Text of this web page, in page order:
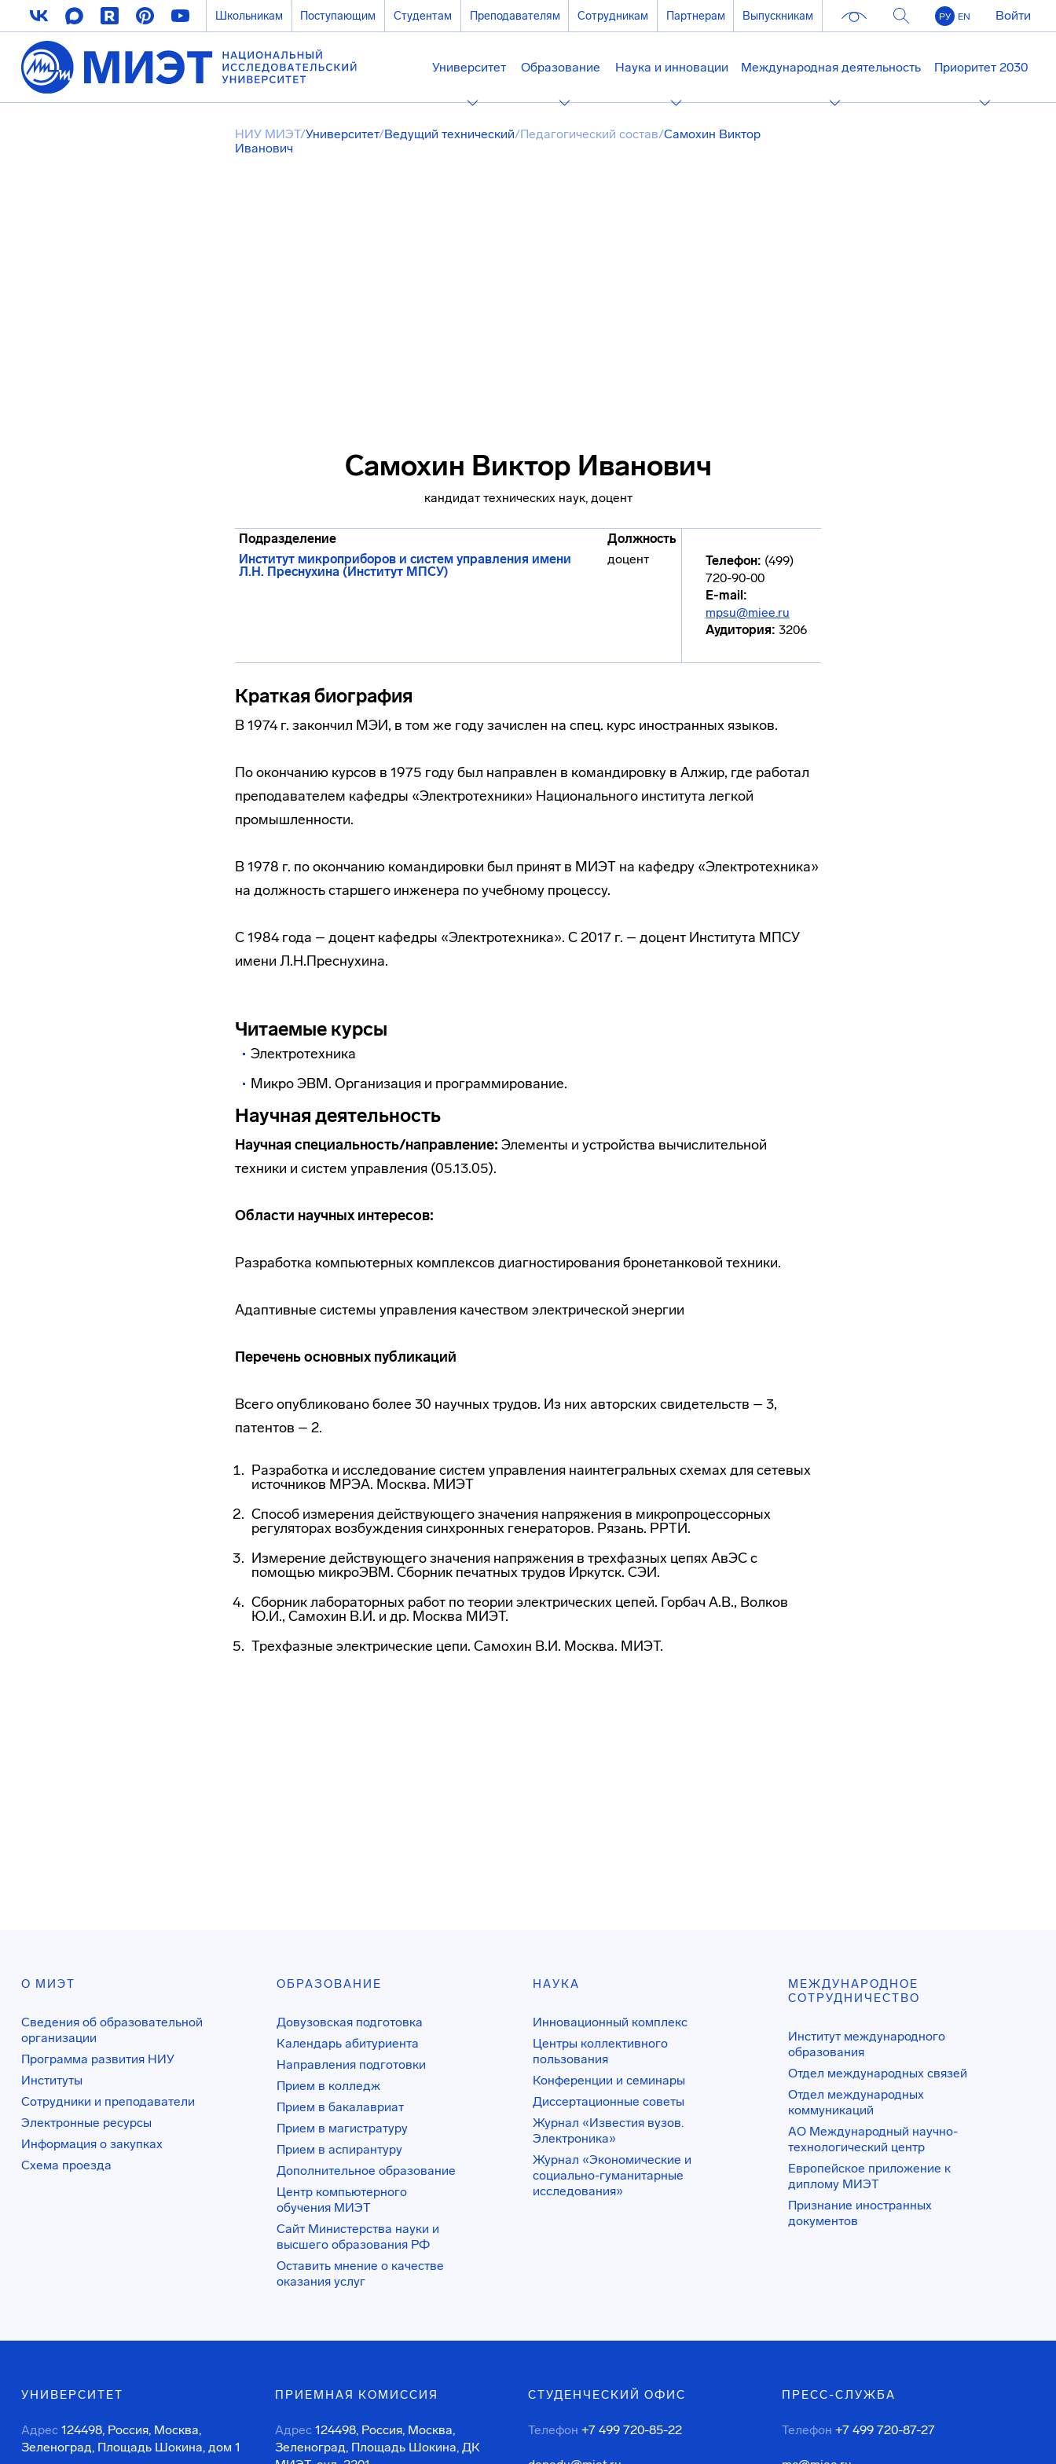
Школьникам Поступающим Студентам Преподавателям Сотрудникам Партнерам Выпускникам РУ EN Войти
Университет Образование Наука и инновации Международная деятельность Приоритет 2030
НИУ МИЭТ/Университет/Ведущий технический/Педагогический состав/Самохин Виктор
Иванович
Самохин Виктор Иванович
кандидат технических наук, доцент
Подразделение
Должность
Институт микроприборов и систем управления имени
Л.Н. Преснухина (Институт МПСУ)
доцент Телефон: (499)
720-90-00
E-mail:
mpsu@miee.ru
Аудитория: 3206
Краткая биография
В 1974 г. закончил МЭИ, в том же году зачислен на спец. курс иностранных языков.
По окончанию курсов в 1975 году был направлен в командировку в Алжир, где работал
преподавателем кафедры «Электротехники» Национального института легкой
промышленности.
В 1978 г. по окончанию командировки был принят в МИЭТ на кафедру «Электротехника»
на должность старшего инженера по учебному процессу.
С 1984 года – доцент кафедры «Электротехника». С 2017 г. – доцент Института МПСУ
имени Л.Н.Преснухина.
Читаемые курсы
Электротехника
Микро ЭВМ. Организация и программирование.
Научная деятельность
Научная специальность/направление: Элементы и устройства вычислительной
техники и систем управления (05.13.05).
Области научных интересов:
Разработка компьютерных комплексов диагностирования бронетанковой техники.
Адаптивные системы управления качеством электрической энергии
Перечень основных публикаций
Всего опубликовано более 30 научных трудов. Из них авторских свидетельств – 3,
патентов – 2.
Разработка и исследование систем управления наинтегральных схемах для сетевых
источников МРЭА. Москва. МИЭТ
Способ измерения действующего значения напряжения в микропроцессорных
регуляторах возбуждения синхронных генераторов. Рязань. РРТИ.
Измерение действующего значения напряжения в трехфазных цепях АвЭС с
помощью микроЭВМ. Сборник печатных трудов Иркутск. СЭИ.
Сборник лабораторных работ по теории электрических цепей. Горбач А.В., Волков
Ю.И., Самохин В.И. и др. Москва МИЭТ.
Трехфазные электрические цепи. Самохин В.И. Москва. МИЭТ.
О МИЭТ
Сведения об образовательной
организации
Программа развития НИУ
Институты
Сотрудники и преподаватели
Электронные ресурсы
Информация о закупках
Схема проезда
ОБРАЗОВАНИЕ
Довузовская подготовка
Календарь абитуриента
Направления подготовки
Прием в колледж
Прием в бакалавриат
Прием в магистратуру
Прием в аспирантуру
Дополнительное образование
Центр компьютерного
обучения МИЭТ
Сайт Министерства науки и
высшего образования РФ
Оставить мнение о качестве
оказания услуг
НАУКА
Инновационный комплекс
Центры коллективного
пользования
Конференции и семинары
Диссертационные советы
Журнал «Известия вузов.
Электроника»
Журнал «Экономические и
социально-гуманитарные
исследования»
МЕЖДУНАРОДНОЕ
СОТРУДНИЧЕСТВО
Институт международного
образования
Отдел международных связей
Отдел международных
коммуникаций
АО Международный научно-
технологический центр
Европейское приложение к
диплому МИЭТ
Признание иностранных
документов
УНИВЕРСИТЕТ
Адрес 124498, Россия, Москва,
Зеленоград, Площадь Шокина, дом 1
ПРИЕМНАЯ КОМИССИЯ
Адрес 124498, Россия, Москва,
Зеленоград, Площадь Шокина, ДК
СТУДЕНЧЕСКИЙ ОФИС
Телефон +7 499 720-85-22
ПРЕСС-СЛУЖБА
Телефон +7 499 720-87-27